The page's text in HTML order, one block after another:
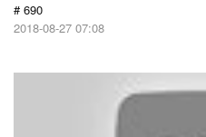
# 690
2018-08-27 07:08